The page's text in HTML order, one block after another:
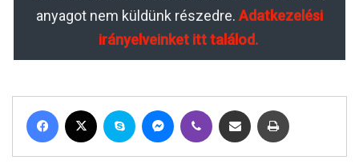
anyagot nem küldünk részedre.Adatkezelési
irányelveinket itt találod.